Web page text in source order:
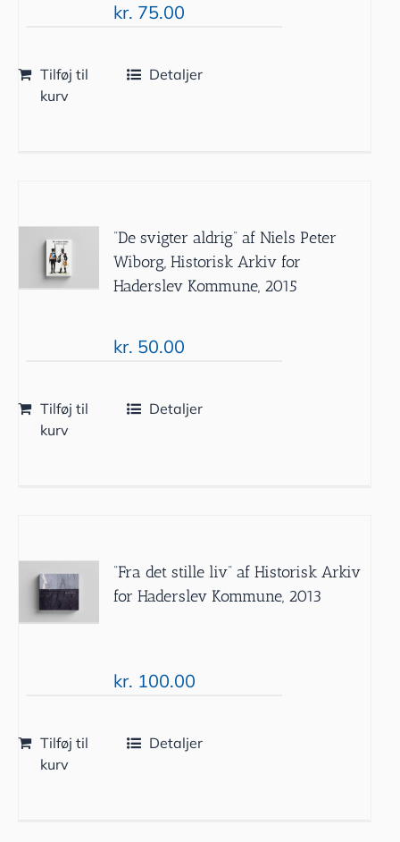
kr. 75.00
Tilføj til
kurv
Detaljer
”De svigter aldrig” af Niels Peter
Wiborg, Historisk Arkiv for
Haderslev Kommune, 2015
kr. 50.00
Tilføj til
kurv
Detaljer
”Fra det stille liv” af Historisk Arkiv
for Haderslev Kommune, 2013
kr. 100.00
Tilføj til
kurv
Detaljer